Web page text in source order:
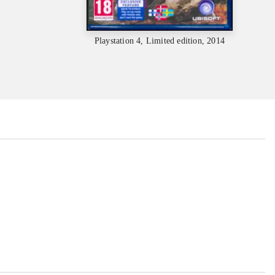
Playstation 4, Limited edition, 2014